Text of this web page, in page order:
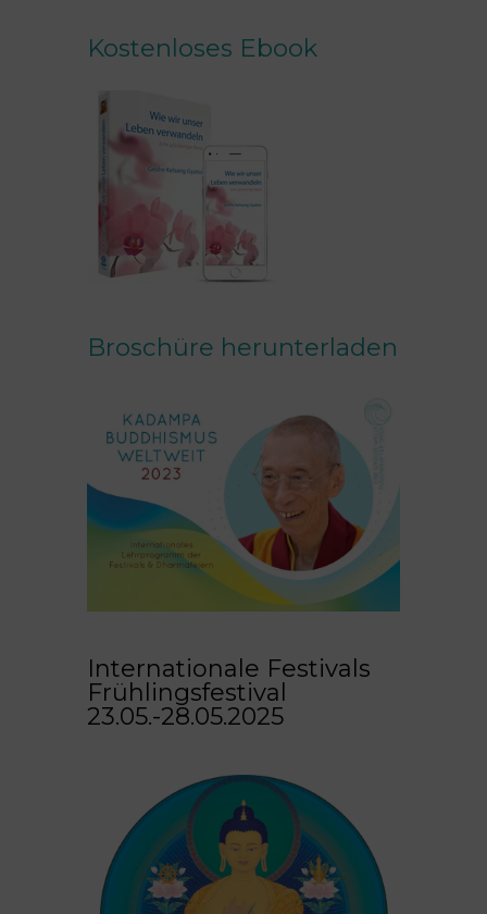
Kostenloses Ebook
Broschüre herunterladen
Internationale Festivals
Frühlingsfestival
23.05.-28.05.2025